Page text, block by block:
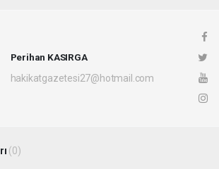
Perihan KASIRGA
hakikatgazetesi27@hotmail.com
(0)